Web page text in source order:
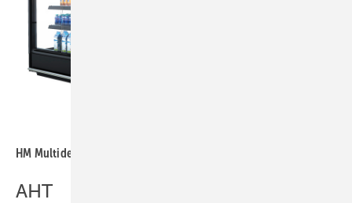
HM Multideck Serie Inselaufstellung
AHT